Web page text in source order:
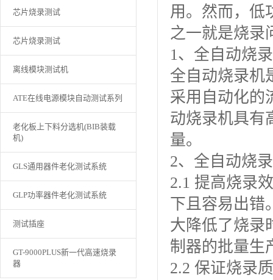
芯片烧录测试
芯片烧录测试
离线模块测试机
ATE在线电源模块自动测试系列
老化板上下料分选机(BIB装载
机)
GLS通用器件老化测试系统
GLP功率器件老化测试系统
测试插座
GT-9000PLUS新一代高速烧录
器
用。然而，低
之一就是烧录
1、全自动烧
全自动烧录机
采用自动化的
动烧录机具有
量。
2、全自动烧
2.1 提高烧录
下且容易出错
大降低了烧录
制器的批量生
2.2 保证烧录